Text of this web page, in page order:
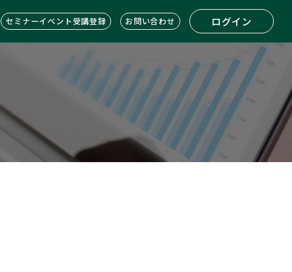
セミナーイベント受講登録 お問い合わせ ログイン